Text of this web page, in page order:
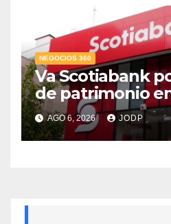
NEGOCIOS 360
Va Scotiabank
de patrimonio
AGO 6, 2026 JODP